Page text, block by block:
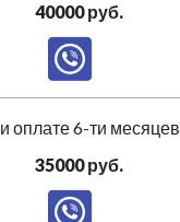
40000 руб.
оплате 6-ти месяцев
35000 руб.